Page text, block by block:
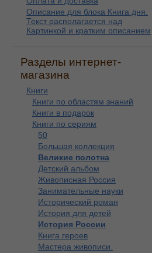
Описание для блока Книга дня.
Текст располагается над
Картинкой и кратким описанием
Разделы интернет-
магазина
Книги
Книги по областям знаний
Книги в подарок
Книги по сериям
50
Большая коллекция
Великие полотна
Детский альбом
Живописная Россия
Занимательные науки
Исторический роман
История для детей
История России
Книга героев
Мастера живописи.